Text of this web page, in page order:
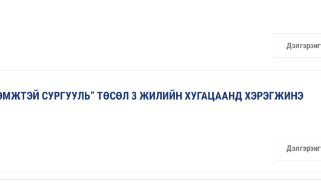
СУРГУУЛЬ” ТӨСӨЛ 3 ЖИЛИЙН ХУГАЦААНД ХЭРЭГЖИНЭ